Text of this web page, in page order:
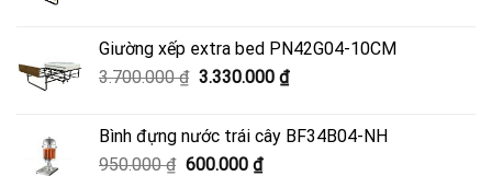
4.500.000 ₫.là:
4.050.000 ₫.
Giường xếp extra bed PN42G04-10CM
3.700.000₫ Giá
3.700.000 ₫.
3.330.000 ₫Giá
là:
Bình đựng nước trái cây BF34B04-NH
950.000₫ Giá
600.000 ₫Giá